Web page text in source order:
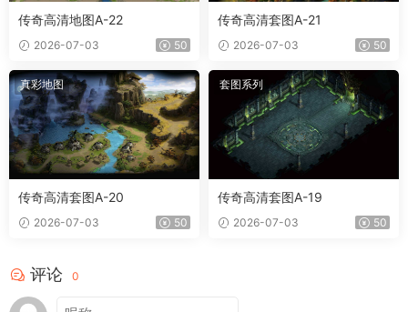
传奇高清地图A-22
2026-07-03 50
传奇高清套图A-21
2026-07-03 50
真彩地图
传奇高清套图A-20
2026-07-03 50
套图系列
传奇高清套图A-19
2026-07-03 50
评论 0